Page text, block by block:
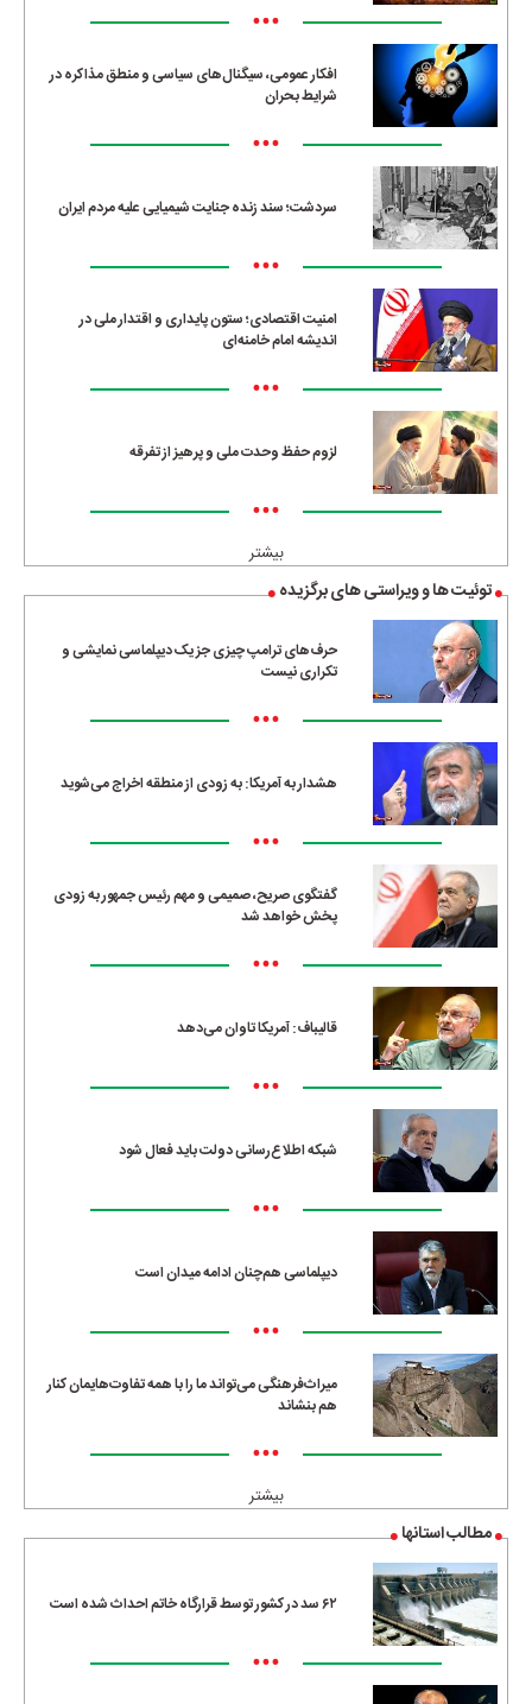
•••
افکار عمومی، سیگنال‌های سیاسی و منطق مذاکره در
شرایط بحران
•••
سردشت؛ سند زنده جنایت شیمیایی علیه مردم ایران
•••
امنیت اقتصادی؛ ستون پایداری و اقتدار ملی در
اندیشه امام خامنه‌ای
•••
لزوم حفظ وحدت ملی و پرهیز از تفرقه
•••
بیشتر
توئیت ها و ویراستی های برگزیده
حرف‌های ترامپ چیزی جز یک دیپلماسی نمایشی و
تکراری نیست
•••
هشدار به آمریکا: به زودی از منطقه اخراج می‌شوید
•••
گفتگوی صریح، صمیمی و مهم رئیس جمهور به زودی
پخش خواهد شد
•••
قالیباف: آمریکا تاوان می‌دهد
•••
شبکه اطلاع‌رسانی دولت باید فعال شود
•••
دیپلماسی هم‌چنان ادامه میدان است
•••
میراث‌فرهنگی می‌تواند ما را با همه تفاوت‌هایمان کنار
هم بنشاند
•••
بیشتر
مطالب استانها
۶۲ سد در کشور توسط قرارگاه خاتم احداث شده است
•••